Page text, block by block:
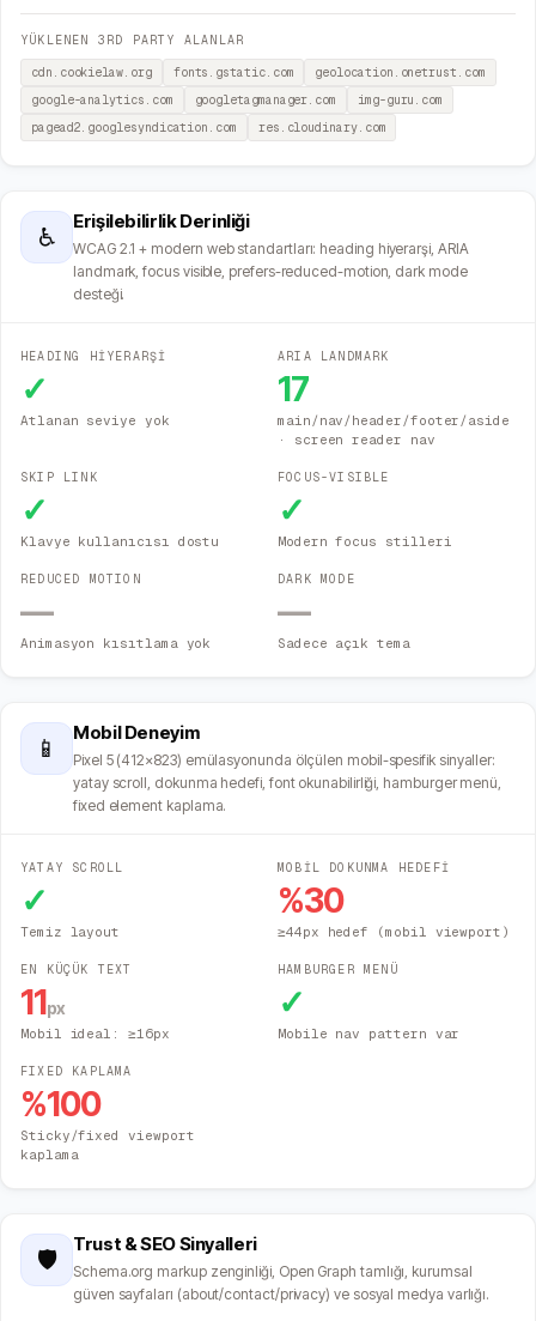
YÜKLENEN 3RD PARTY ALANLAR
cdn.cookielaw.org fonts.gstatic.com
geolocation.onetrust.com
google-analytics.com
googletagmanager.com
img-guru.com
pagead2.googlesyndication.com
res.cloudinary.com
♿
Erişilebilirlik Derinliği
WCAG 2.1 + modern web standartları: heading hiyerarşi, ARIA
landmark, focus visible, prefers-reduced-motion, dark mode
desteği.
HEADING HİYERARŞİ
✓
Atlanan seviye yok
ARIA LANDMARK
17
main/nav/header/footer/aside
· screen reader nav
SKIP LINK
✓
Klavye kullanıcısı dostu
FOCUS-VISIBLE
✓
Modern focus stilleri
REDUCED MOTION
—
Animasyon kısıtlama yok
DARK MODE
—
Sadece açık tema
📱
Mobil Deneyim
Pixel 5 (412×823) emülasyonunda ölçülen mobil-spesifik sinyaller:
yatay scroll, dokunma hedefi, font okunabilirliği, hamburger menü,
fixed element kaplama.
YATAY SCROLL
✓
Temiz layout
MOBİL DOKUNMA HEDEFİ
%30
≥44px hedef (mobil viewport)
EN KÜÇÜK TEXT
11px
Mobil ideal: ≥16px
HAMBURGER MENÜ
✓
Mobile nav pattern var
FIXED KAPLAMA
%100
Sticky/fixed viewport
kaplama
🛡️
Trust & SEO Sinyalleri
Schema.org markup zenginliği, Open Graph tamlığı, kurumsal
güven sayfaları (about/contact/privacy) ve sosyal medya varlığı.